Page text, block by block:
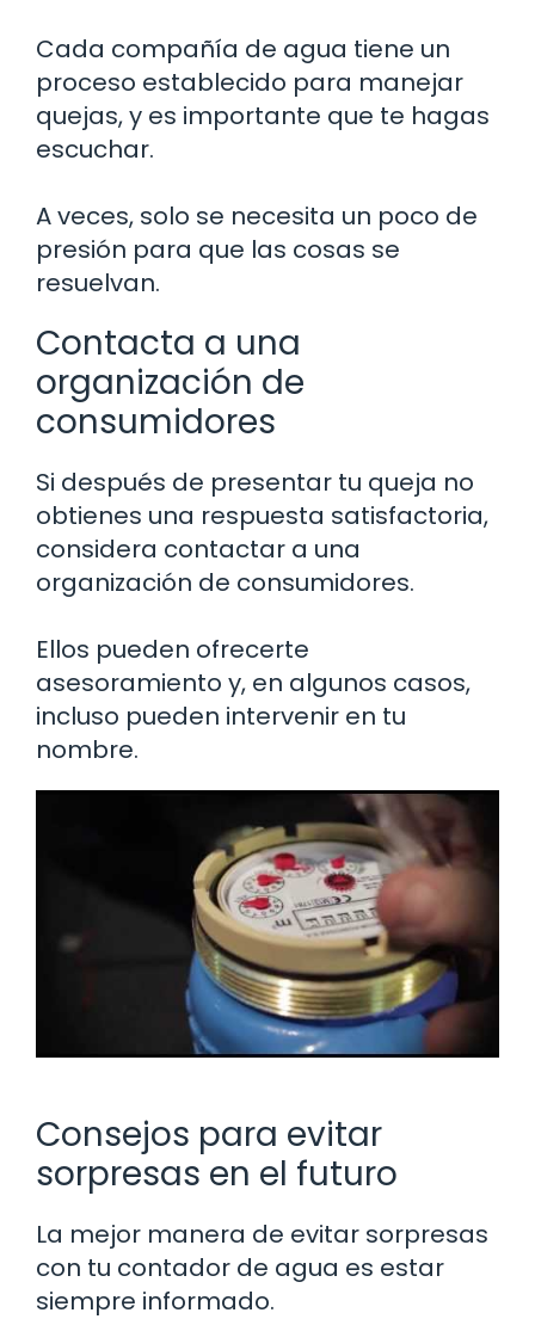
Cada compañía de agua tiene un
proceso establecido para manejar
quejas, y es importante que te hagas
escuchar.
A veces, solo se necesita un poco de
presión para que las cosas se
resuelvan.
Contacta a una
organización de
consumidores
Si después de presentar tu queja no
obtienes una respuesta satisfactoria,
considera contactar a una
organización de consumidores.
Ellos pueden ofrecerte
asesoramiento y, en algunos casos,
incluso pueden intervenir en tu
nombre.
Consejos para evitar
sorpresas en el futuro
La mejor manera de evitar sorpresas
con tu contador de agua es estar
siempre informado.